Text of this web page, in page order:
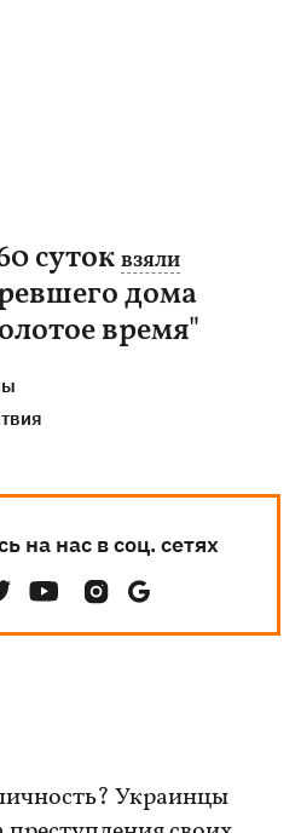
сутоквзяли
дома
время"
на нас в соц. сетях
Украинцы